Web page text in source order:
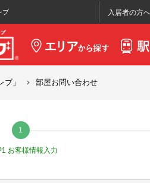
ブ 入居者の方へ
」 部屋お問い合わせ
お客様情報入力